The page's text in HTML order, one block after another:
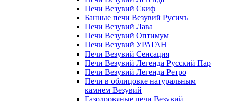
Печи Везувий Скиф
Банные печи Везувий Русичъ
Печи Везувий Лава
Печи Везувий Оптимум
Печи Везувий УРАГАН
Печи Везувий Сенсация
Печи Везувий Легенда Русский Пар
Печи Везувий Легенда Ретро
Печи в облицовке натуральным
камнем Везувий
Газодровяные печи Везувий